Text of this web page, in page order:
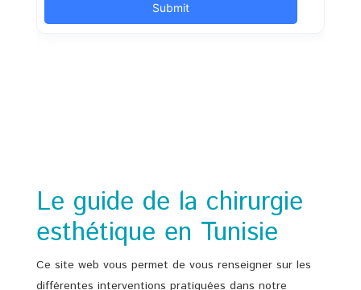
Le guide de la chirurgie
esthétique en Tunisie
Ce site web vous permet de vous renseigner sur les
différentes interventions pratiquées dans notre